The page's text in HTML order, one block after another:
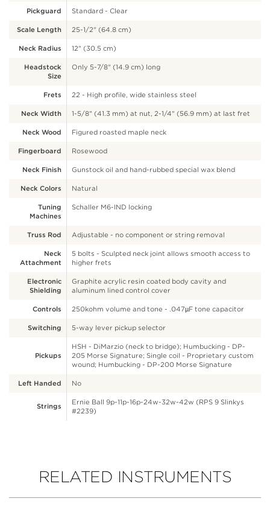
Pickguard Standard - Clear
Scale Length 25-1/2" (64.8 cm)
Neck Radius 12" (30.5 cm)
Headstock
Size
Only 5-7/8" (14.9 cm) long
Frets 22 - High profile, wide stainless steel
Neck Width 1-5/8" (41.3 mm) at nut, 2-1/4" (56.9 mm) at last fret
Neck Wood Figured roasted maple neck
Fingerboard Rosewood
Neck Finish Gunstock oil and hand-rubbed special wax blend
Neck Colors Natural
Tuning
Machines
Schaller M6-IND locking
Truss Rod Adjustable - no component or string removal
Neck
Attachment
5 bolts - Sculpted neck joint allows smooth access to
higher frets
Electronic
Shielding
Graphite acrylic resin coated body cavity and
aluminum lined control cover
Controls 250kohm volume and tone - .047µF tone capacitor
Switching 5-way lever pickup selector
Pickups
HSH - DiMarzio (neck to bridge); Humbucking - DP-
205 Morse Signature; Single coil - Proprietary custom
wound; Humbucking - DP-200 Morse Signature
Left Handed No
Strings
Ernie Ball 9p-11p-16p-24w-32w-42w (RPS 9 Slinkys
#2239)
RELATED INSTRUMENTS